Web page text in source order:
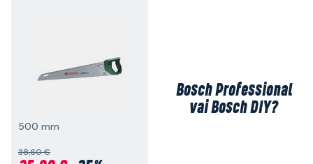
500 mm
38,60 €
Bosch Professional
vai Bosch DIY?